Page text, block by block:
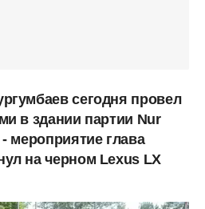
сегодня провел
в здании партии Nur
мероприятие глава
на черном Lexus LX